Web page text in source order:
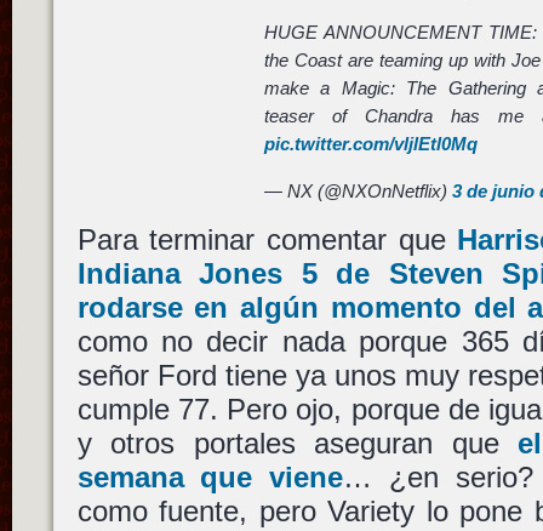
HUGE ANNOUNCEMENT
the Coast are teaming up with
make a Magic: The Gathering
teaser of Chandra has me
pic.twitter.com/vljlEtl0Mq
— NX (@NXOnNetflix)3 de junio
Para terminar comentar que
Indiana Jones 5de Steven
rodarse en algún momento del
como no decir nada porque 365
señor Ford tiene ya unos muy
cumple 77. Pero ojo, porque de
y otros portales aseguran que
semana que viene… ¿en serio?
como fuente, pero Variety lo